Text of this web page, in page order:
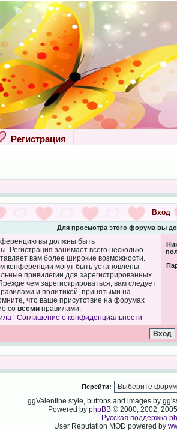
Регистрация
Вход
Для просмотра этого форума вы
вы должны быть
Регистрация занимает всего несколько
вам более широкие возможности.
конференции могут быть установлены
привилегии для зарегистрированных
чем зарегистрироваться, вам следует
и политикой, принятыми на
что ваше присутствие на форумах
со всемиправилами.
Соглашение о конфиденциальности
Перейти:
ggValentine style, buttons and images by
Powered byphpBB © 2000, 2002,
Русская поддержка
User Reputation MOD powered by